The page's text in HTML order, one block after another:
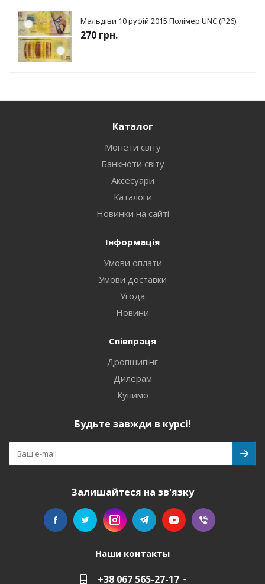
Мальдіви 10 руфій 2015 Полімер UNC (P26)
270 грн.
Каталог
Монети світу
Банкноти світу
Аксесуари
Каталоги
Новинки на сайті
Інформація
Умови оплати
Умови доставки
Угода
Новини
Співпраця
Дропшипінг
Дилерам
Купимо
Будьте завжди в курсі!
Залишайтеся на зв'язку
Наши контакты
+38 067 565-27-17